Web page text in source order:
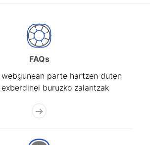
FAQs
parte hartzen duten
buruzko zalantzak